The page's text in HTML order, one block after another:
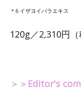
＊6 イザヨイバラエキス
120g／2,310円（
＞＞Editor's